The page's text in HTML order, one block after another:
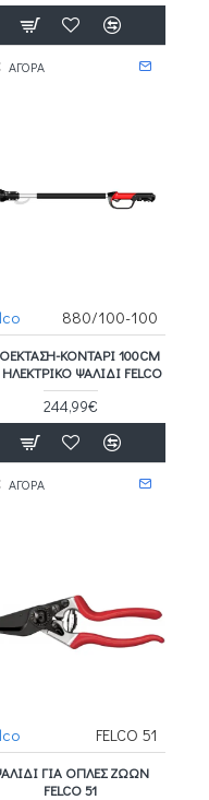
ΑΓΟΡΑ
880/100-100
ΚΟΝΤΆΡΙ 100CM
ΗΛΕΚΤΡΙΚΌ ΨΑΛΊΔΙ FELCO
244,99€
ΑΓΟΡΑ
FELCO 51
ΓΙΑ ΟΠΛΈΣ ΖΏΩΝ
FELCO 51